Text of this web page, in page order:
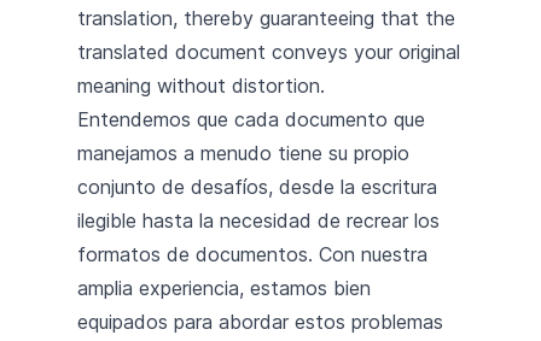
translation, thereby guaranteeing that the
translated document conveys your original
meaning without distortion.
Entendemos que cada documento que
manejamos a menudo tiene su propio
conjunto de desafíos, desde la escritura
ilegible hasta la necesidad de recrear los
formatos de documentos. Con nuestra
amplia experiencia, estamos bien
equipados para abordar estos problemas